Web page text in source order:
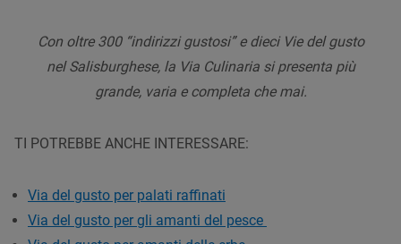
Con oltre 300 “indirizzi gustosi” e dieci Vie del gusto
nel Salisburghese, la Via Culinaria si presenta più
grande, varia e completa che mai.
TI POTREBBE ANCHE INTERESSARE:
Via del gusto per palati raffinati
Via del gusto per gli amanti del pesce